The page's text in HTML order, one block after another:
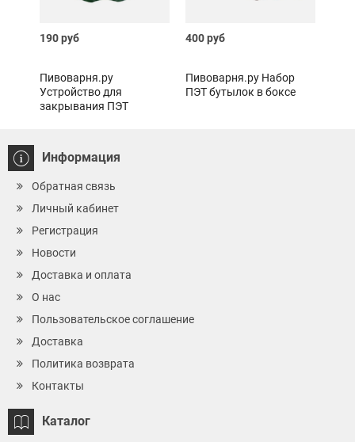
190 руб
Пивоварня.ру
Устройство для
закрывания ПЭТ
400 руб
Пивоварня.ру Набор
ПЭТ бутылок в боксе
Информация
Обратная связь
Личный кабинет
Регистрация
Новости
Доставка и оплата
О нас
Пользовательское соглашение
Доставка
Политика возврата
Контакты
Каталог